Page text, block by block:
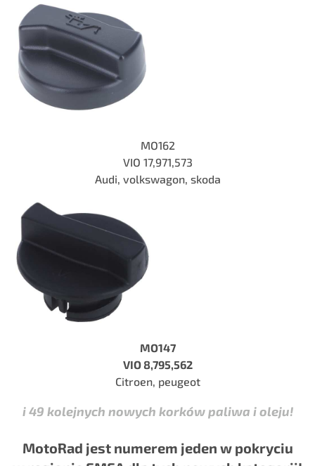
MO162
VIO 17,971,573
Audi, volkswagon, skoda
MO147
VIO 8,795,562
Citroen, peugeot
i 49 kolejnych nowych korków paliwa i oleju!
MotoRad jest numerem jeden w pokryciu